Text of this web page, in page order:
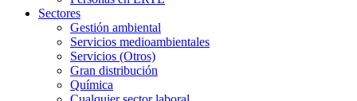
Sectores
Gestión ambiental
Servicios medioambientales
Servicios (Otros)
Gran distribución
Química